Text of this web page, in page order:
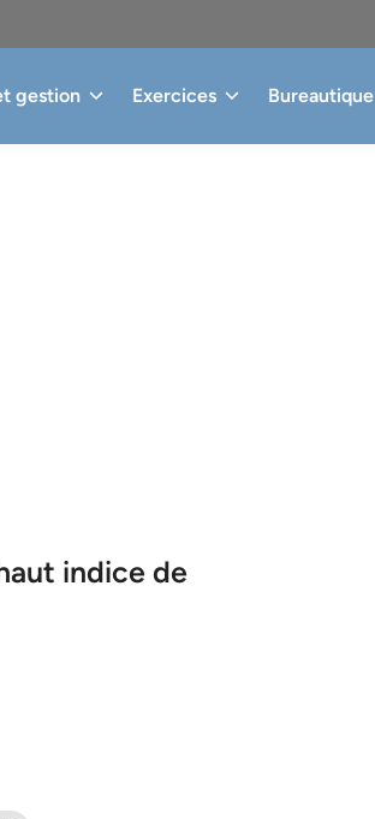
gestion Exercices Bureautique
indice de